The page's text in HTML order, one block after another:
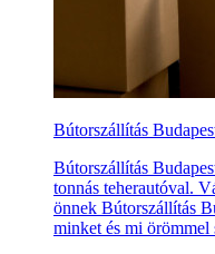
Bútorszállítás
Bútorszállítás
tonnás teherautóval.
önnek Bútorszállítás
minket és mi örömmel